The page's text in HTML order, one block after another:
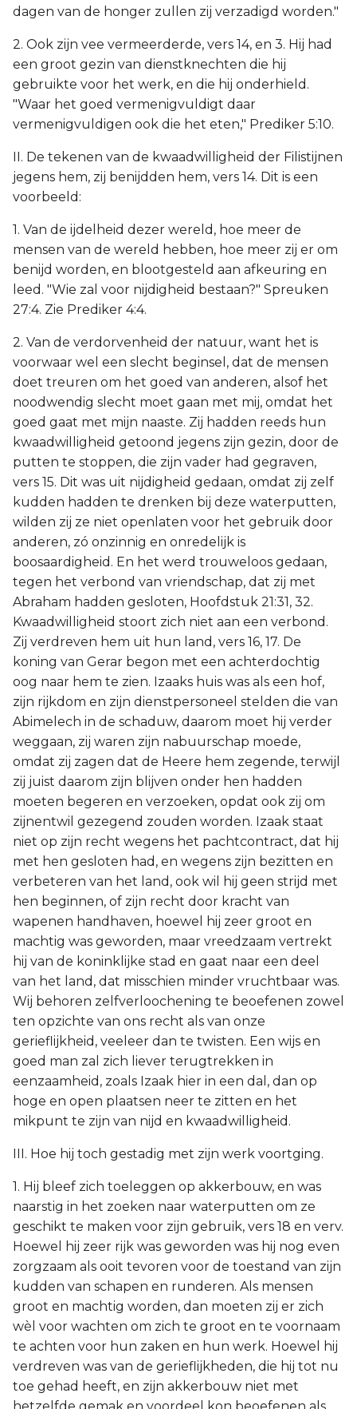
dagen van de honger zullen zij verzadigd worden."
2. Ook zijn vee vermeerderde, vers 14, en 3. Hij had
een groot gezin van dienstknechten die hij
gebruikte voor het werk, en die hij onderhield.
"Waar het goed vermenigvuldigt daar
vermenigvuldigen ook die het eten," Prediker 5:10.
II. De tekenen van de kwaadwilligheid der Filistijnen
jegens hem, zij benijdden hem, vers 14. Dit is een
voorbeeld:
1. Van de ijdelheid dezer wereld, hoe meer de
mensen van de wereld hebben, hoe meer zij er om
benijd worden, en blootgesteld aan afkeuring en
leed. "Wie zal voor nijdigheid bestaan?" Spreuken
27:4. Zie Prediker 4:4.
2. Van de verdorvenheid der natuur, want het is
voorwaar wel een slecht beginsel, dat de mensen
doet treuren om het goed van anderen, alsof het
noodwendig slecht moet gaan met mij, omdat het
goed gaat met mijn naaste. Zij hadden reeds hun
kwaadwilligheid getoond jegens zijn gezin, door de
putten te stoppen, die zijn vader had gegraven,
vers 15. Dit was uit nijdigheid gedaan, omdat zij zelf
kudden hadden te drenken bij deze waterputten,
wilden zij ze niet openlaten voor het gebruik door
anderen, zó onzinnig en onredelijk is
boosaardigheid. En het werd trouweloos gedaan,
tegen het verbond van vriendschap, dat zij met
Abraham hadden gesloten, Hoofdstuk 21:31, 32.
Kwaadwilligheid stoort zich niet aan een verbond.
Zij verdreven hem uit hun land, vers 16, 17. De
koning van Gerar begon met een achterdochtig
oog naar hem te zien. Izaaks huis was als een hof,
zijn rijkdom en zijn dienstpersoneel stelden die van
Abimelech in de schaduw, daarom moet hij verder
weggaan, zij waren zijn nabuurschap moede,
omdat zij zagen dat de Heere hem zegende, terwijl
zij juist daarom zijn blijven onder hen hadden
moeten begeren en verzoeken, opdat ook zij om
zijnentwil gezegend zouden worden. Izaak staat
niet op zijn recht wegens het pachtcontract, dat hij
met hen gesloten had, en wegens zijn bezitten en
verbeteren van het land, ook wil hij geen strijd met
hen beginnen, of zijn recht door kracht van
wapenen handhaven, hoewel hij zeer groot en
machtig was geworden, maar vreedzaam vertrekt
hij van de koninklijke stad en gaat naar een deel
van het land, dat misschien minder vruchtbaar was.
Wij behoren zelfverloochening te beoefenen zowel
ten opzichte van ons recht als van onze
gerieflijkheid, veeleer dan te twisten. Een wijs en
goed man zal zich liever terugtrekken in
eenzaamheid, zoals Izaak hier in een dal, dan op
hoge en open plaatsen neer te zitten en het
mikpunt te zijn van nijd en kwaadwilligheid.
III. Hoe hij toch gestadig met zijn werk voortging.
1. Hij bleef zich toeleggen op akkerbouw, en was
naarstig in het zoeken naar waterputten om ze
geschikt te maken voor zijn gebruik, vers 18 en verv.
Hoewel hij zeer rijk was geworden was hij nog even
zorgzaam als ooit tevoren voor de toestand van zijn
kudden van schapen en runderen. Als mensen
groot en machtig worden, dan moeten zij er zich
wèl voor wachten om zich te groot en te voornaam
te achten voor hun zaken en hun werk. Hoewel hij
verdreven was van de gerieflijkheden, die hij tot nu
toe gehad heeft, en zijn akkerbouw niet met